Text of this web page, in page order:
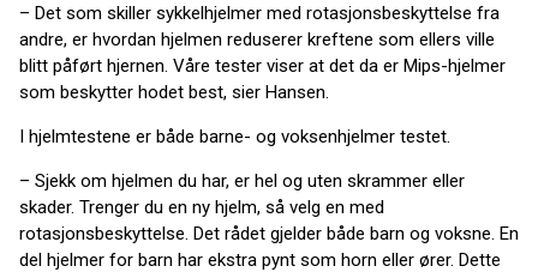
– Det som skiller sykkelhjelmer med rotasjonsbeskyttelse fra
andre, er hvordan hjelmen reduserer kreftene som ellers ville
blitt påført hjernen. Våre tester viser at det da er Mips-hjelmer
som beskytter hodet best, sier Hansen.
I hjelmtestene er både barne- og voksenhjelmer testet.
– Sjekk om hjelmen du har, er hel og uten skrammer eller
skader. Trenger du en ny hjelm, så velg en med
rotasjonsbeskyttelse. Det rådet gjelder både barn og voksne. En
del hjelmer for barn har ekstra pynt som horn eller ører. Dette